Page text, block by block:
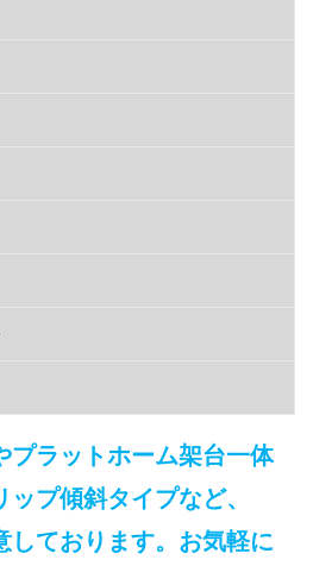
プラットホーム架台一体
プ傾斜タイプなど、
しております。お気軽に